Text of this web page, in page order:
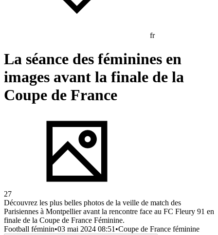
fr
La séance des féminines en
images avant la finale de la
Coupe de France
27
Découvrez les plus belles photos de la veille de match des
Parisiennes à Montpellier avant la rencontre face au FC Fleury 91 en
finale de la Coupe de France Féminine.
Football féminin•03 mai 2024 08:51 •Coupe de France féminine